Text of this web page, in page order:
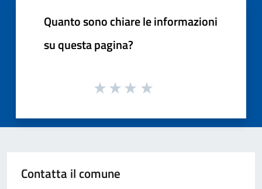
Quanto sono chiare le informazioni
su questa pagina?
Contatta il comune